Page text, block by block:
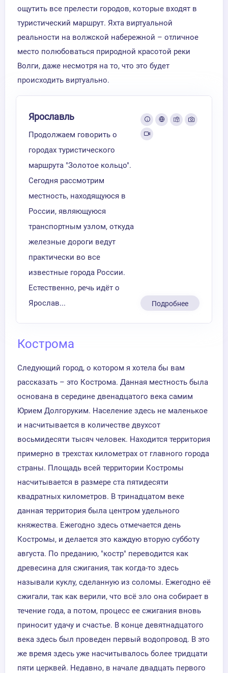
ощутить все прелести городов, которые входят в
туристический маршрут. Яхта виртуальной
реальности на волжской набережной – отличное
место полюбоваться природной красотой реки
Волги, даже несмотря на то, что это будет
происходить виртуально.
Ярославль
Продолжаем говорить о
городах туристического
маршрута "Золотое кольцо".
Сегодня рассмотрим
местность, находящуюся в
России, являющуюся
транспортным узлом, откуда
железные дороги ведут
практически во все
известные города России.
Естественно, речь идёт о
Ярослав...
Подробнее
Кострома
Следующий город, о котором я хотела бы вам
рассказать – это Кострома. Данная местность была
основана в середине двенадцатого века самим
Юрием Долгоруким. Население здесь не маленькое
и насчитывается в количестве двухсот
восьмидесяти тысяч человек. Находится территория
примерно в трехстах километрах от главного города
страны. Площадь всей территории Костромы
насчитывается в размере ста пятидесяти
квадратных километров. В тринадцатом веке
данная территория была центром удельного
княжества. Ежегодно здесь отмечается день
Костромы, и делается это каждую вторую субботу
августа. По преданию, "костр" переводится как
древесина для сжигания, так когда-то здесь
называли куклу, сделанную из соломы. Ежегодно её
сжигали, так как верили, что всё зло она собирает в
течение года, а потом, процесс ее сжигания вновь
приносит удачу и счастье. В конце девятнадцатого
века здесь был проведен первый водопровод. В это
же время здесь уже насчитывалось более тридцати
пяти церквей. Недавно, в начале двадцать первого